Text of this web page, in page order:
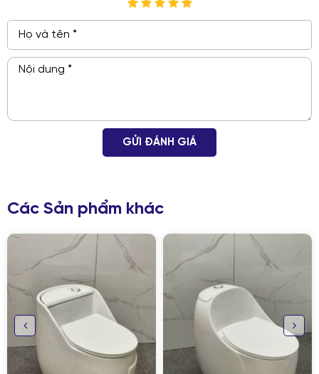
GỬI THÔNG TIN ĐỂ CHÚNG TÔI TƯ VẤN
CHO BẠN
GỬI ĐÁNH GIÁ
Các Sản phẩm khác